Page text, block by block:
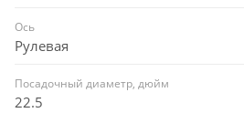
Ось
Рулевая
Посадочный диаметр, дюйм
22.5